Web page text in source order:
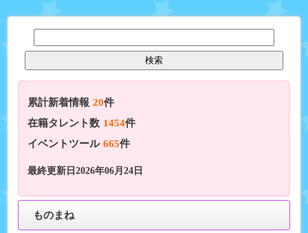
累計新着情報 20件
在籍タレント数 1454件
イベントツール 665件
最終更新日2026年06月24日
ものまね